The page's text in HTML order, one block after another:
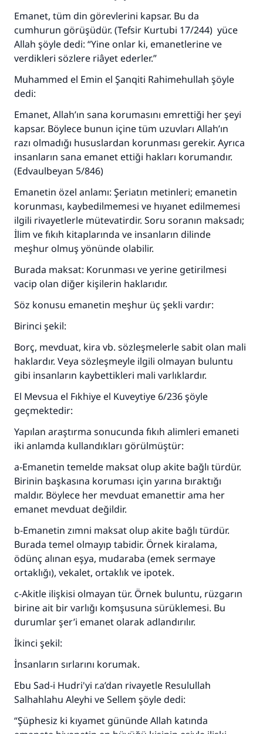
Emanet, tüm din görevlerini kapsar. Bu da
cumhurun görüşüdür. (Tefsir Kurtubi 17/244) yüce
Allah şöyle dedi: “Yine onlar ki, emanetlerine ve
verdikleri sözlere riâyet ederler.”
Muhammed el Emin el Şanqiti Rahimehullah şöyle
dedi:
Emanet, Allah’ın sana korumasını emrettiği her şeyi
kapsar. Böylece bunun içine tüm uzuvları Allah’ın
razı olmadığı hususlardan korunması gerekir. Ayrıca
insanların sana emanet ettiği hakları korumandır.
(Edvaulbeyan 5/846)
Emanetin özel anlamı: Şeriatın metinleri; emanetin
korunması, kaybedilmemesi ve hıyanet edilmemesi
ilgili rivayetlerle mütevatirdir. Soru soranın maksadı;
İlim ve fıkıh kitaplarında ve insanların dilinde
meşhur olmuş yönünde olabilir.
Burada maksat: Korunması ve yerine getirilmesi
vacip olan diğer kişilerin haklarıdır.
Söz konusu emanetin meşhur üç şekli vardır:
Birinci şekil:
Borç, mevduat, kira vb. sözleşmelerle sabit olan mali
haklardır. Veya sözleşmeyle ilgili olmayan buluntu
gibi insanların kaybettikleri mali varlıklardır.
El Mevsua el Fıkhiye el Kuveytiye 6/236 şöyle
geçmektedir:
Yapılan araştırma sonucunda fıkıh alimleri emaneti
iki anlamda kullandıkları görülmüştür:
a-Emanetin temelde maksat olup akite bağlı türdür.
Birinin başkasına koruması için yarına bıraktığı
maldır. Böylece her mevduat emanettir ama her
emanet mevduat değildir.
b-Emanetin zımni maksat olup akite bağlı türdür.
Burada temel olmayıp tabidir. Örnek kiralama,
ödünç alınan eşya, mudaraba (emek sermaye
ortaklığı), vekalet, ortaklık ve ipotek.
c-Akitle ilişkisi olmayan tür. Örnek buluntu, rüzgarın
birine ait bir varlığı komşusuna sürüklemesi. Bu
durumlar şer’i emanet olarak adlandırılır.
İkinci şekil:
İnsanların sırlarını korumak.
Ebu Sad-i Hudri'yi r.a’dan rivayetle Resulullah
Salhahlahu Aleyhi ve Sellem şöyle dedi:
“Şüphesiz ki kıyamet gününde Allah katında